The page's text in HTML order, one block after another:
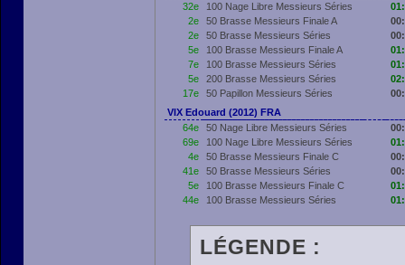
32e
100 Nage Libre Messieurs Séries
2e
50 Brasse Messieurs Finale A
2e
50 Brasse Messieurs Séries
5e
100 Brasse Messieurs Finale A
7e
100 Brasse Messieurs Séries
5e
200 Brasse Messieurs Séries
17e
50 Papillon Messieurs Séries
VIX Edouard (2012) FRA
64e
50 Nage Libre Messieurs Séries
69e
100 Nage Libre Messieurs Séries
4e
50 Brasse Messieurs Finale C
41e
50 Brasse Messieurs Séries
5e
100 Brasse Messieurs Finale C
44e
100 Brasse Messieurs Séries
LÉGENDE :